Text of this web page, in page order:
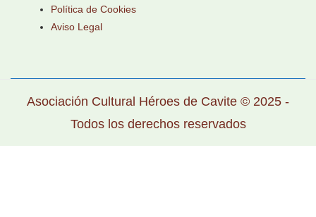
Política de Cookies
Aviso Legal
Asociación Cultural Héroes de Cavite © 2025 -
Todos los derechos reservados